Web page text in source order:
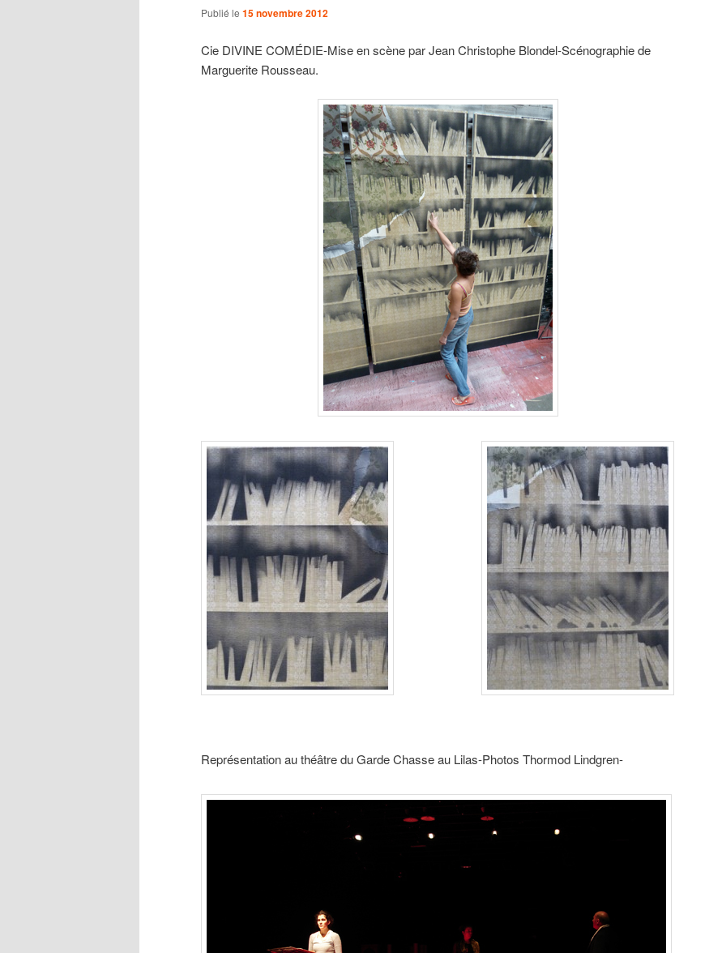
Publié le 15 novembre 2012
Cie DIVINE COMÉDIE-Mise en scène par Jean Christophe Blondel-Scénographie de
Marguerite Rousseau.
Représentation au théâtre du Garde Chasse au Lilas-Photos Thormod Lindgren-